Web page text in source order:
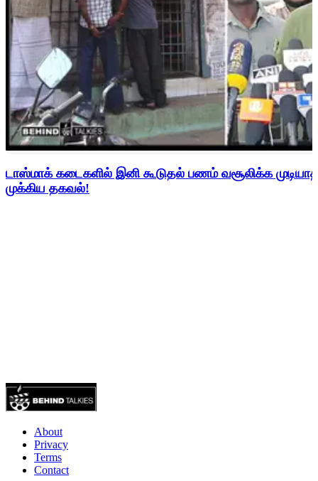
டாஸ்மாக் கடைகளில் இனி கூடுதல் பணம் வசூலிக்க
முக்கிய தகவல்!
About
Privacy
Terms
Contact